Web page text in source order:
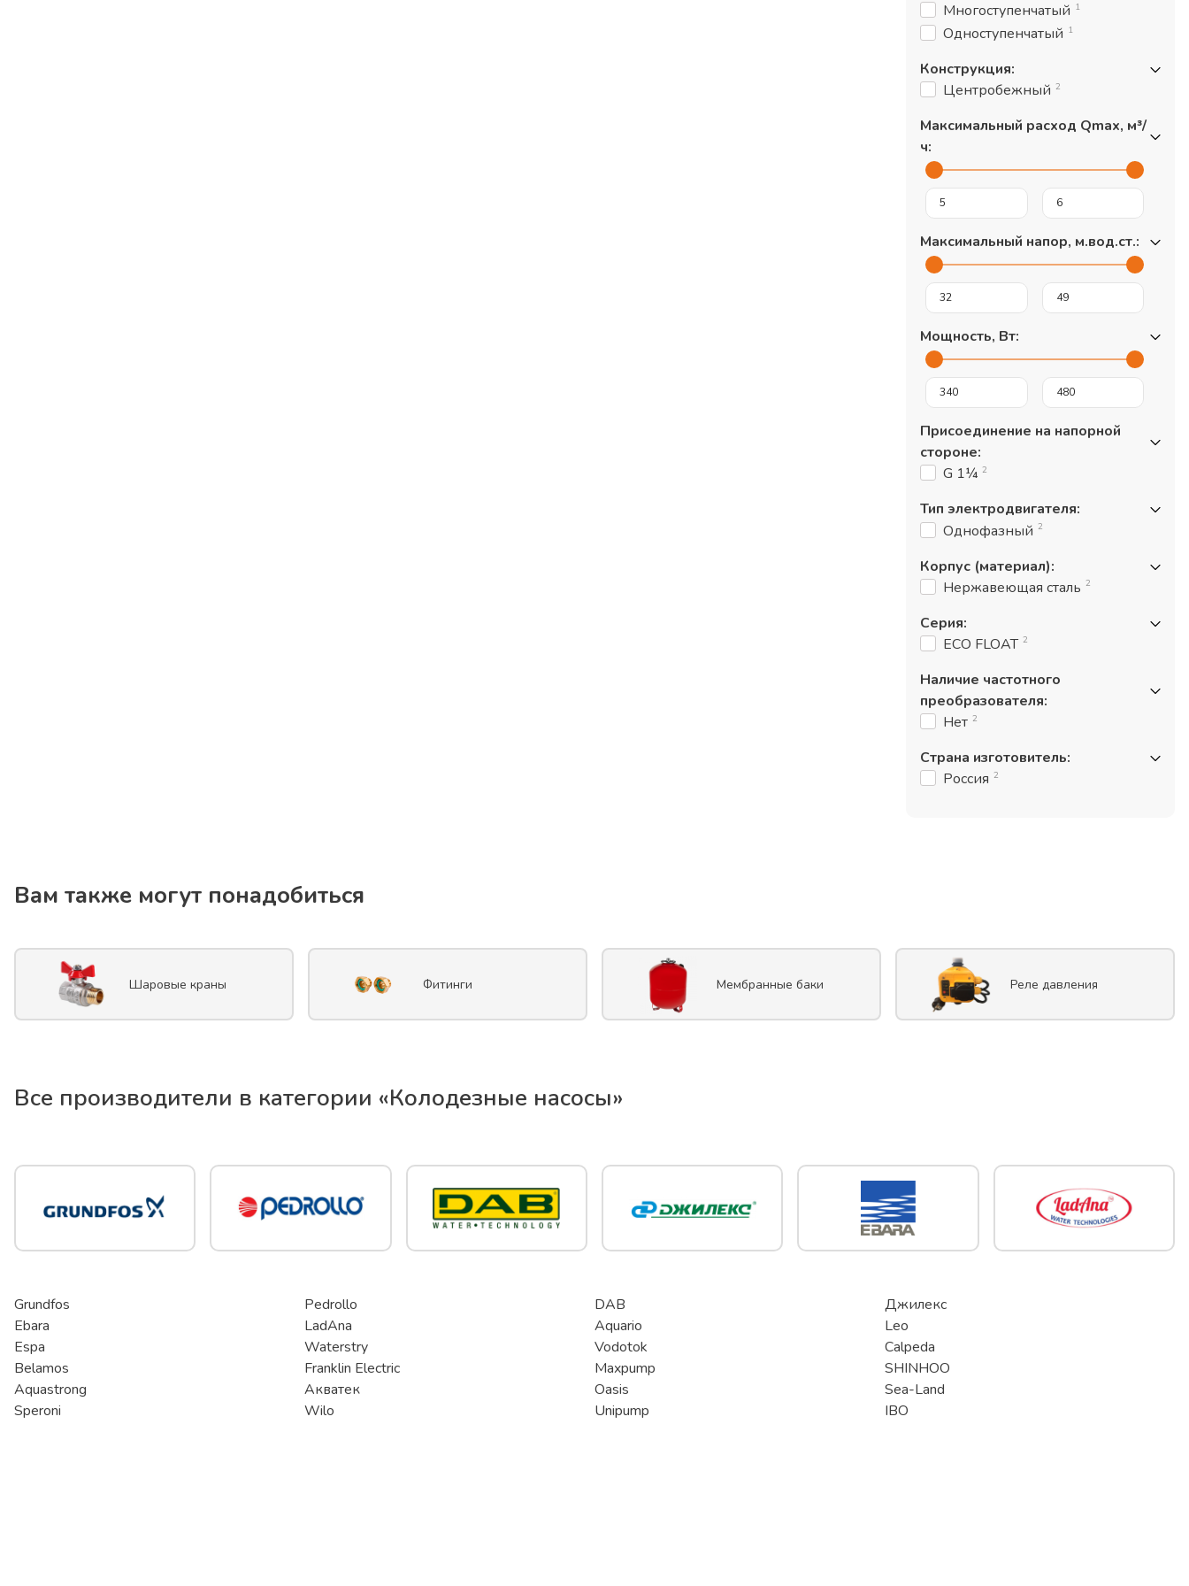
Многоступенчатый 1
Одноступенчатый 1
Конструкция:
Центробежный 2
Максимальный расход Qmax, м³/
ч:
Максимальный напор, м.вод.ст.:
Мощность, Вт:
Присоединение на напорной
стороне:
G 1¼ 2
Тип электродвигателя:
Однофазный 2
Корпус (материал):
Нержавеющая сталь 2
Серия:
ECO FLOAT 2
Наличие частотного
преобразователя:
Нет 2
Страна изготовитель:
Россия 2
Вам также могут понадобиться
Шаровые краны Фитинги Мембранные баки Реле давления
Все производители в категории «Колодезные насосы»
Grundfos Pedrollo DAB
Джилекс
Ebara
LadAna Aquario
Leo
Espa
Waterstry Vodotok
Calpeda
Belamos
Franklin Electric Maxpump
SHINHOO
Aquastrong
Акватек Oasis
Sea-Land
Speroni
Wilo Unipump IBO